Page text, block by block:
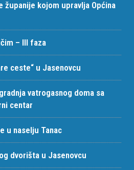
županije kojom upravlja Općina
– III faza
ceste“ u Jasenovcu
vatrogasnog doma sa
centar
u naselju Tanac
dvorišta u Jasenovcu